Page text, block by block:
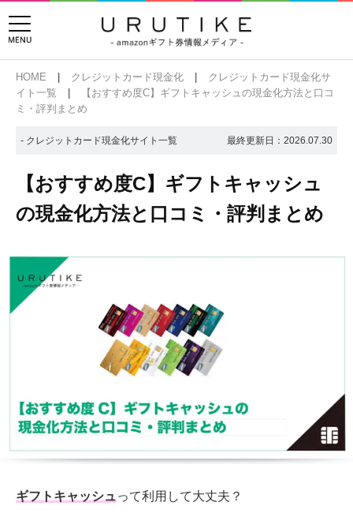
HOME クレジットカード現金化
クレジットカード現金化サ
イト一覧
【おすすめ度C】ギフトキャッシュの現金化方法と口コ
ミ・評判まとめ
- クレジットカード現金化サイト一覧 最終更新日： 2026.07.30
【おすすめ度C】ギフトキャッシュ
の現金化方法と口コミ・評判まとめ
ギフトキャッシュって利用して大丈夫？